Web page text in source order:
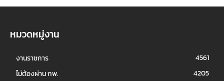
หมวดหมู่งาน
งานราชการ
4561
ไม่ต้องผ่าน กพ.
4205